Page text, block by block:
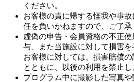
ください。
お客様の責に帰する怪我や事
任を負いかねますので、ご了承
虚偽の申告・会員資格の不正
与、また当施設に対して損害
お客様に対しては、損害賠償の
とともに、以後の利用を禁止し
プログラム中に撮影した写真